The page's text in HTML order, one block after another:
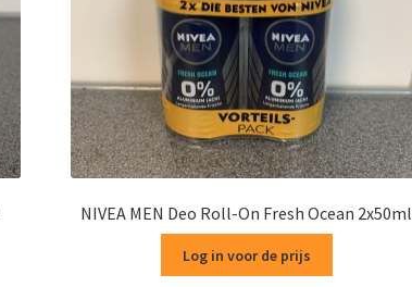
NIVEA MEN Deo Roll-On Fresh Ocean 2x50ml
Log in voor de prijs